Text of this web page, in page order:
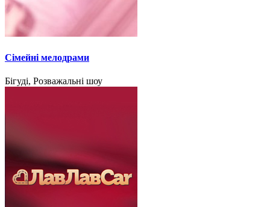
Сімейні мелодрами
Бігуді, Розважальні шоу